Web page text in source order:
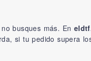
busques más. En
si tu pedido supera